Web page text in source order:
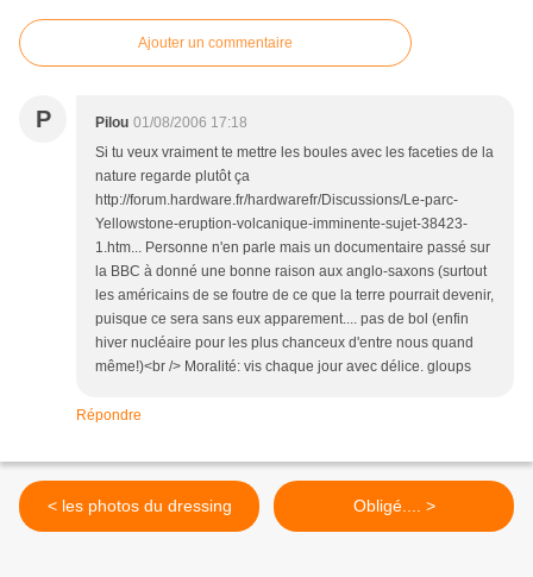
Ajouter un commentaire
P Pilou 01/08/2006 17:18
Si tu veux vraiment te mettre les boules avec les faceties de la
nature regarde plutôt ça
http://forum.hardware.fr/hardwarefr/Discussions/Le-parc-
Yellowstone-eruption-volcanique-imminente-sujet-38423-
1.htm... Personne n'en parle mais un documentaire passé sur
la BBC à donné une bonne raison aux anglo-saxons (surtout
les américains de se foutre de ce que la terre pourrait devenir,
puisque ce sera sans eux apparement.... pas de bol (enfin
hiver nucléaire pour les plus chanceux d'entre nous quand
même!)<br /> Moralité: vis chaque jour avec délice. gloups
Répondre
< les photos du dressing Obligé.... >